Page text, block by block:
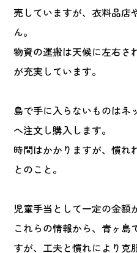
売していますが、衣料品店
ん。
物資の運搬は天候に左右さ
が充実しています。
島で手に入らないものはネ
へ注文し購入します。
時間はかかりますが、慣れ
とのこと。
児童手当として一定の金額
これらの情報から、青ヶ島
すが、工夫と慣れにより克